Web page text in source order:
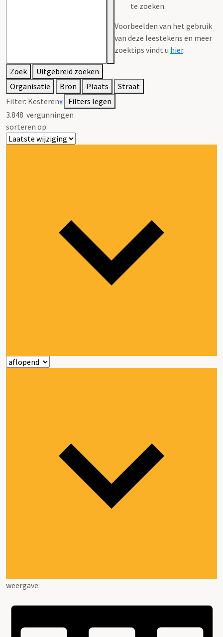
te zoeken.
Voorbeelden van het gebruik
van deze leestekens en meer
zoektips vindt u hier.
Zoek
Uitgebreid zoeken
Organisatie
Bron Plaats
Straat
Filter: Kesterenx Filters legen
3.848 vergunningen
sorteren op:
weergave: